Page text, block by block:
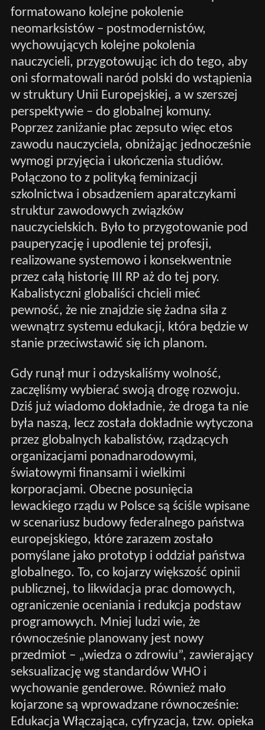
formatowano kolejne pokolenie
neomarksistów – postmodernistów,
wychowujących kolejne pokolenia
nauczycieli, przygotowując ich do tego, aby
oni sformatowali naród polski do wstąpienia
w struktury Unii Europejskiej, a w szerszej
perspektywie – do globalnej komuny.
Poprzez zaniżanie płac zepsuto więc etos
zawodu nauczyciela, obniżając jednocześnie
wymogi przyjęcia i ukończenia studiów.
Połączono to z polityką feminizacji
szkolnictwa i obsadzeniem aparatczykami
struktur zawodowych związków
nauczycielskich. Było to przygotowanie pod
pauperyzację i upodlenie tej profesji,
realizowane systemowo i konsekwentnie
przez całą historię III RP aż do tej pory.
Kabalistyczni globaliści chcieli mieć
pewność, że nie znajdzie się żadna siła z
wewnątrz systemu edukacji, która będzie w
stanie przeciwstawić się ich planom.
Gdy runął mur i odzyskaliśmy wolność,
zaczęliśmy wybierać swoją drogę rozwoju.
Dziś już wiadomo dokładnie, że droga ta nie
była naszą, lecz została dokładnie wytyczona
przez globalnych kabalistów, rządzących
organizacjami ponadnarodowymi,
światowymi finansami i wielkimi
korporacjami. Obecne posunięcia
lewackiego rządu w Polsce są ściśle wpisane
w scenariusz budowy federalnego państwa
europejskiego, które zarazem zostało
pomyślane jako prototyp i oddział państwa
globalnego. To, co kojarzy większość opinii
publicznej, to likwidacja prac domowych,
ograniczenie oceniania i redukcja podstaw
programowych. Mniej ludzi wie, że
równocześnie planowany jest nowy
przedmiot – „wiedza o zdrowiu”, zawierający
seksualizację wg standardów WHO i
wychowanie genderowe. Również mało
kojarzone są wprowadzane równocześnie:
Edukacja Włączająca, cyfryzacja, tzw. opieka